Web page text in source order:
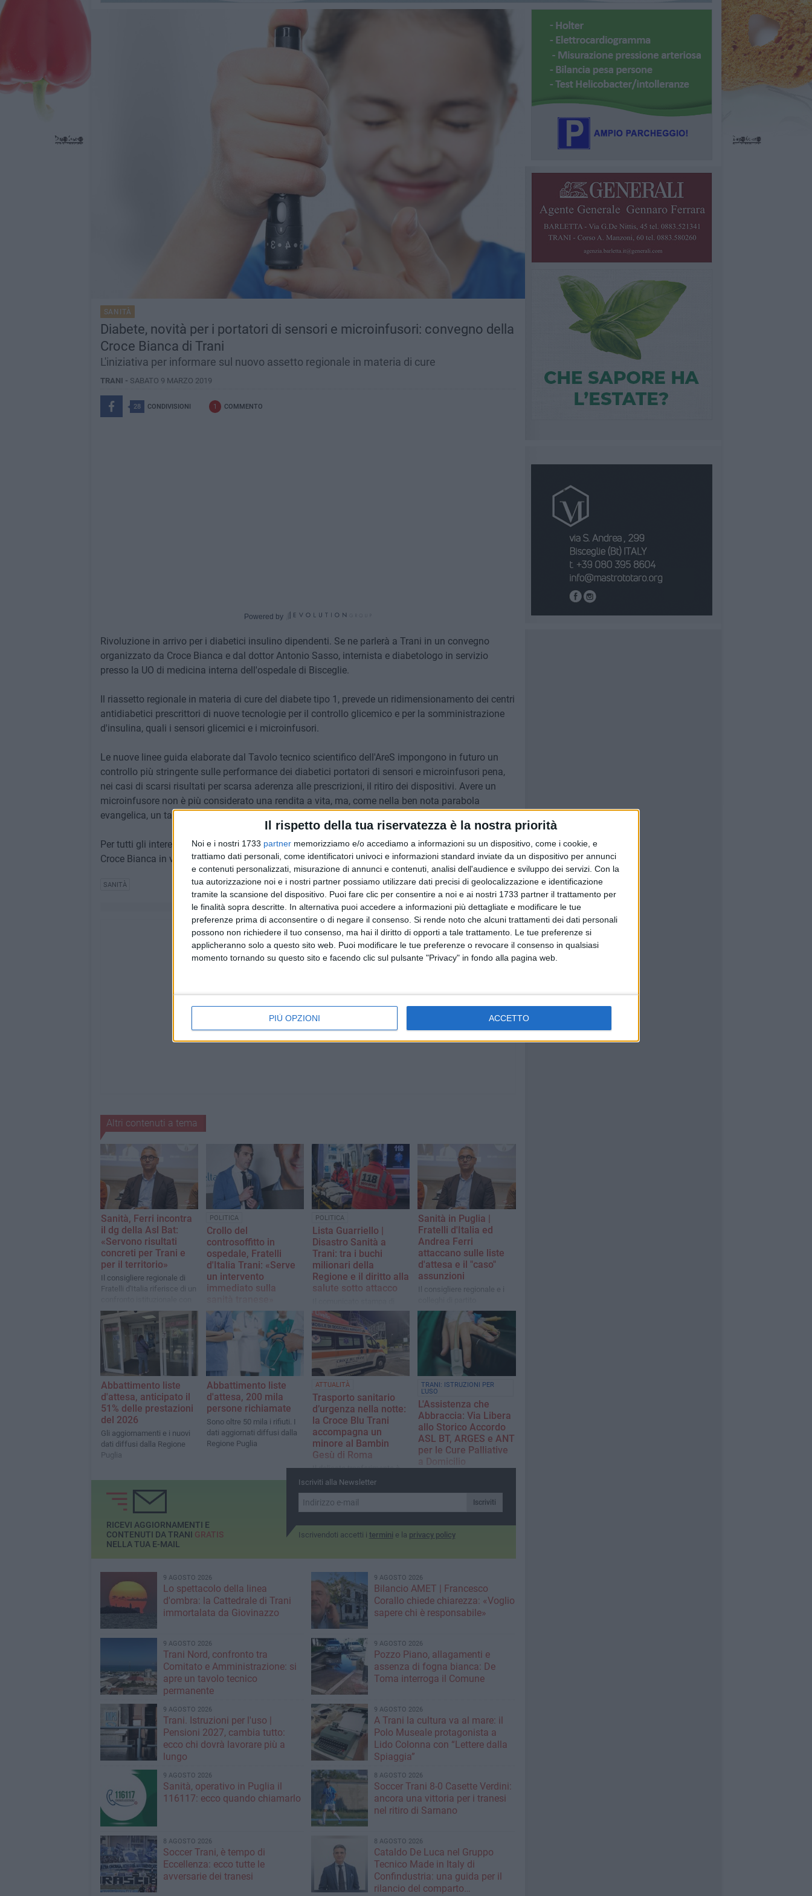
Il rispetto della tua riservatezza è la nostra priorità
Noi e i nostri 1733 partner memorizziamo e/o accediamo a informazioni su un dispositivo, come i cookie, e
trattiamo dati personali, come identificatori univoci e informazioni standard inviate da un dispositivo per annunci
e contenuti personalizzati, misurazione di annunci e contenuti, analisi dell'audience e sviluppo dei servizi. Con la
tua autorizzazione noi e i nostri partner possiamo utilizzare dati precisi di geolocalizzazione e identificazione
tramite la scansione del dispositivo. Puoi fare clic per consentire a noi e ai nostri 1733 partner il trattamento per
le finalità sopra descritte. In alternativa puoi accedere a informazioni più dettagliate e modificare le tue
preferenze prima di acconsentire o di negare il consenso. Si rende noto che alcuni trattamenti dei dati personali
possono non richiedere il tuo consenso, ma hai il diritto di opporti a tale trattamento. Le tue preferenze si
applicheranno solo a questo sito web. Puoi modificare le tue preferenze o revocare il consenso in qualsiasi
momento tornando su questo sito e facendo clic sul pulsante "Privacy" in fondo alla pagina web.
PIÙ OPZIONI ACCETTO
SANITÀ
Diabete, novità per i portatori di sensori e microinfusori: convegno della
Croce Bianca di Trani
L'iniziativa per informare sul nuovo assetto regionale in materia di cure
TRANI - SABATO 9 MARZO 2019
28 CONDIVISIONI 1 COMMENTO
Powered by
Rivoluzione in arrivo per i diabetici insulino dipendenti. Se ne parlerà a Trani in un convegno
organizzato da Croce Bianca e dal dottor Antonio Sasso, internista e diabetologo in servizio
presso la UO di medicina interna dell'ospedale di Bisceglie.
Il riassetto regionale in materia di cure del diabete tipo 1, prevede un ridimensionamento dei centri
antidiabetici prescrittori di nuove tecnologie per il controllo glicemico e per la somministrazione
d'insulina, quali i sensori glicemici e i microinfusori.
Le nuove linee guida elaborate dal Tavolo tecnico scientifico dell'AreS impongono in futuro un
controllo più stringente sulle performance dei diabetici portatori di sensori e microinfusori pena,
nei casi di scarsi risultati per scarsa aderenza alle prescrizioni, il ritiro dei dispositivi. Avere un
microinfusore non è più considerato una rendita a vita, ma, come nella ben nota parabola
evangelica, un talento da far fruttare anziché sotterrare.
Per tutti gli interessati il convegno si terrà domenica 10 marzo, alle ore 10 presso la sede della
Croce Bianca in via Edoardo Fusco 57.
SANITÀ
Altri contenuti a tema
Sanità, Ferri incontra
il dg della Asl Bat:
«Servono risultati
concreti per Trani e
per il territorio»
Il consigliere regionale di
Fratelli d'Italia riferisce di un
Alessandro Di Bello
POLITICA
Crollo del
controsoffitto in
ospedale, Fratelli
d'Italia Trani: «Serve
un intervento
immediato sulla
Il partito cittadino chiede un
confronto istituzionale tra
Comune, ASL BT e Regione
POLITICA
Lista Guarriello |
Disastro Sanità a
Trani: tra i buchi
milionari della
Regione e il diritto alla
salute sotto attacco
Maria Grazia Cinquepalmi,
Segretaria del Movimento
“Angelo Guarriello”: «PTA
smantellato e RSA
fantasma»
Sanità in Puglia |
Fratelli d'Italia ed
Andrea Ferri
attaccano sulle liste
d'attesa e il "caso"
assunzioni
Il consigliere regionale e i
denunciano: «Più di un
pugliese su due rinuncia alla
sanità pubblica o si rivolge
al privato. Nel frattempo la
Corte dei Conti conferma i
nostri dubbi sulle
stabilizzazioni elettorali».
Abbattimento liste
d'attesa, anticipato il
51% delle prestazioni
del 2026
Gli aggiornamenti e i nuovi
dati diffusi dalla Regione
Puglia
Abbattimento liste
d'attesa, 200 mila
persone richiamate
Sono oltre 50 mila i rifiuti. I
dati aggiornati diffusi dalla
Regione Puglia
ATTUALITÀ
Trasporto sanitario
d’urgenza nella notte:
la Croce Blu Trani
accompagna un
minore al Bambin
Gesù di Roma
Il delicato trasferimento è
avvenuto tra Barletta e la
specializzato a bordo
TRANI: ISTRUZIONI PER
L'USO
L'Assistenza che
Abbraccia: Via Libera
allo Storico Accordo
ASL BT, ARGES e ANT
per le Cure Palliative
a Domicilio
come attivare e fruire di
Iscriviti alla Newsletter
Iscriviti
Iscrivendoti accetti i termini e la privacy policy
RICEVI AGGIORNAMENTI E
CONTENUTI DA TRANI GRATIS
NELLA TUA E-MAIL
9 AGOSTO 2026
Lo spettacolo della linea
d'ombra: la Cattedrale di Trani
immortalata da Giovinazzo
9 AGOSTO 2026
Bilancio AMET | Francesco
Corallo chiede chiarezza: «Voglio
sapere chi è responsabile»
9 AGOSTO 2026
Trani Nord, confronto tra
Comitato e Amministrazione: si
apre un tavolo tecnico
permanente
9 AGOSTO 2026
Pozzo Piano, allagamenti e
assenza di fogna bianca: De
Toma interroga il Comune
9 AGOSTO 2026
Trani. Istruzioni per l'uso |
Pensioni 2027, cambia tutto:
ecco chi dovrà lavorare più a
lungo
9 AGOSTO 2026
A Trani la cultura va al mare: il
Polo Museale protagonista a
Lido Colonna con “Lettere dalla
Spiaggia”
9 AGOSTO 2026
Sanità, operativo in Puglia il
116117: ecco quando chiamarlo
8 AGOSTO 2026
Soccer Trani 8-0 Casette Verdini:
ancora una vittoria per i tranesi
nel ritiro di Sarnano
8 AGOSTO 2026
Soccer Trani, è tempo di
Eccellenza: ecco tutte le
avversarie dei tranesi
8 AGOSTO 2026
Cataldo De Luca nel Gruppo
Tecnico Made in Italy di
Confindustria: una guida per il
rilancio del comparto